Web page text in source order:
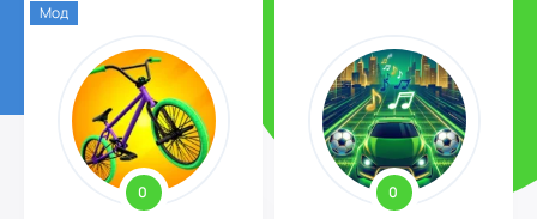
0
Мод
0